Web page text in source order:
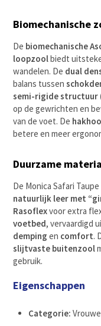
Biomechanische
De biomechanische
loopzoolbiedt
wandelen. De dual
balans tussen
semi-rigide structuur
op de gewrichten en
van de voet. De
betere en meer
Duurzame
De Monica Safari
natuurlijk leer met
Rasoflexvoor extra
voetbed, vervaardigd
demping en comfort.
slijtvaste buitenzool
gebruik.
Eigenschappen
Categorie: